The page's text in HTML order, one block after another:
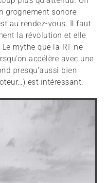
grognement sonore
au rendez-vous. Il faut
la révolution et elle
mythe que la RT ne
accélère avec une
presqu’aussi bien
est intéressant.